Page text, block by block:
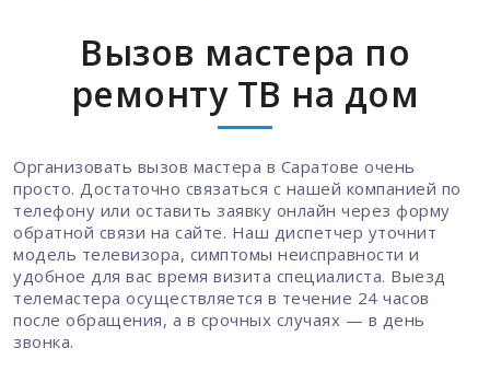
Вызов мастера по
ремонту ТВ на дом
Организовать вызов мастера в Саратове очень
просто. Достаточно связаться с нашей компанией по
телефону или оставить заявку онлайн через форму
обратной связи на сайте. Наш диспетчер уточнит
модель телевизора, симптомы неисправности и
удобное для вас время визита специалиста. Выезд
телемастера осуществляется в течение 24 часов
после обращения, а в срочных случаях — в день
звонка.